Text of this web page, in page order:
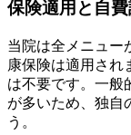
保険適用と自
当院は全メニュー
康保険は適用され
は不要です。一般
が多いため、独自
う。